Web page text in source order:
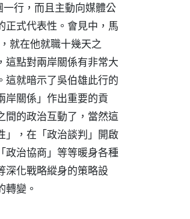
行，而且主動向媒體公
正式代表性。會見中，馬
就在他就職十幾天之
這點對兩岸關係有非常大
這就暗示了吳伯雄此行的
岸關係」作出重要的貢
間的政治互動了，當然這
」，在「政治談判」開啟
政治協商」等等暖身各種
深化戰略縱身的策略設
變。